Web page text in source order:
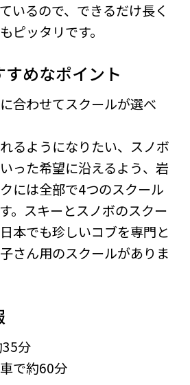
いるので、できるだけ長く
ピッタリです。
めなポイント
合わせてスクールが選べ
るようになりたい、スノボ
った希望に沿えるよう、岩
には全部で4つのスクール
。スキーとスノボのスクー
本でも珍しいコブを専門と
さん用のスクールがありま
分
で約60分